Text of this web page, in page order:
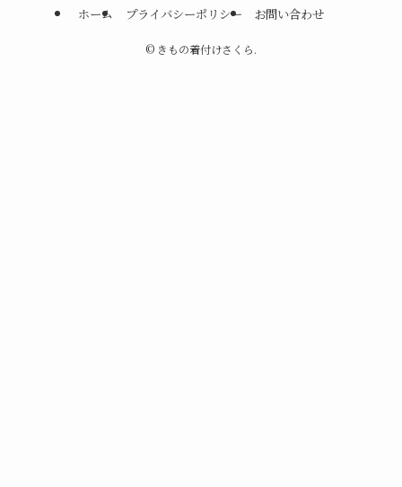
ホーム プライバシーポリシー お問い合わせ
© きもの着付けさくら.